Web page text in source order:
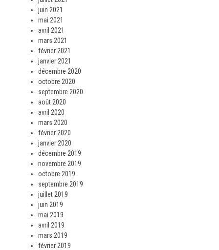
juin 2021
mai 2021
avril 2021
mars 2021
février 2021
janvier 2021
décembre 2020
octobre 2020
septembre 2020
août 2020
avril 2020
mars 2020
février 2020
janvier 2020
décembre 2019
novembre 2019
octobre 2019
septembre 2019
juillet 2019
juin 2019
mai 2019
avril 2019
mars 2019
février 2019